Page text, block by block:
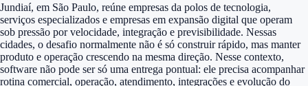
Jundiaí, em São Paulo, reúne empresas da polos de tecnologia,
serviços especializados e empresas em expansão digital que operam
sob pressão por velocidade, integração e previsibilidade. Nessas
cidades, o desafio normalmente não é só construir rápido, mas manter
produto e operação crescendo na mesma direção. Nesse contexto,
software não pode ser só uma entrega pontual: ele precisa acompanhar
rotina comercial, operação, atendimento, integrações e evolução do